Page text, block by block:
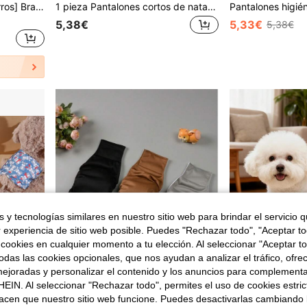
[Pañales lavables para perros] Bragas reutilizables para perros - Ropa interior ajustable para la menstruación para perros, diseño de malla transpirable, ajuste cómodo, adecuado para perros de todos los tamaños durante su período, pañales para mascotas hembra, hechos de fibra de poliéster 1 pieza Pantalones cortos de natación para perros duraderos y cómodos - Secado rápido, cintura ajustable con función de protección UV - Ideal para la playa, la piscina y actividades al aire libre
5,38€ 5,33€ 5,38€
Ahorro de 0,05€
y tecnologías similares en nuestro sitio web para brindar el servicio
de sitio web posible. Puedes "Rechazar todo", "Aceptar
en cualquier momento a tu elección. Al seleccionar "Aceptar
las cookies opcionales, que nos ayudan a analizar el tráfico,
y personalizar el contenido y los anuncios para
Al seleccionar "Rechazar todo", permites el uso de cookies
que nuestro sitio web funcione. Puedes desactivarlas cambiando